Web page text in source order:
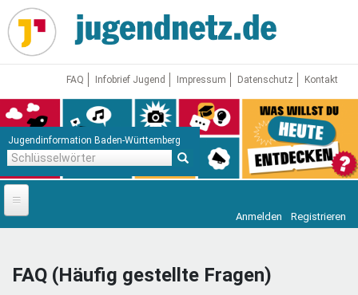
Direkt
zum
Inhalt
FAQ Infobrief Jugend Impressum Datenschutz Kontakt
Jugendinformation Baden-Württemberg
Startseite
Jugendnetz
Anmelden Registrieren
FAQ (Häufig gestellte Fragen)